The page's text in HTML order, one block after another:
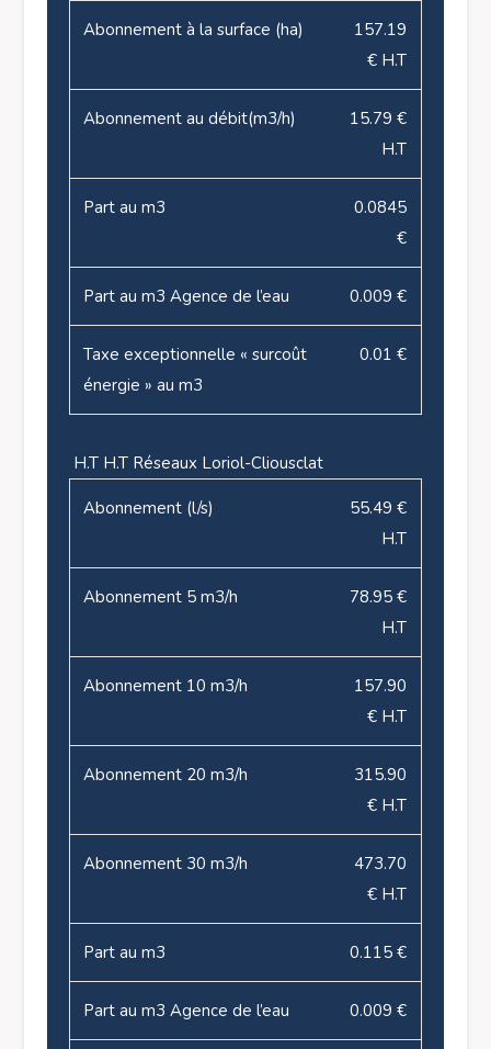
Abonnement à la surface (ha)
157.19
€ H.T
Abonnement au débit(m3/h)
15.79 €
H.T
Part au m3
0.0845
€
Part au m3 Agence de l’eau 0.009 €
Taxe exceptionnelle « surcoût
énergie » au m3
0.01 €
H.T H.T Réseaux Loriol-Cliousclat
Abonnement (l/s)
55.49 €
H.T
Abonnement 5 m3/h
78.95 €
H.T
Abonnement 10 m3/h
157.90
€ H.T
Abonnement 20 m3/h
315.90
€ H.T
Abonnement 30 m3/h
473.70
€ H.T
Part au m3 0.115 €
Part au m3 Agence de l’eau 0.009 €